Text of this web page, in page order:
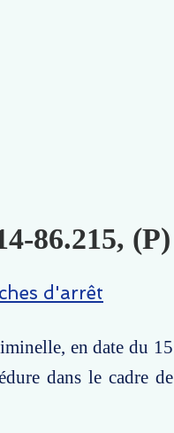
86.215, (P)
d'arrêt
en date du 15
dans le cadre de